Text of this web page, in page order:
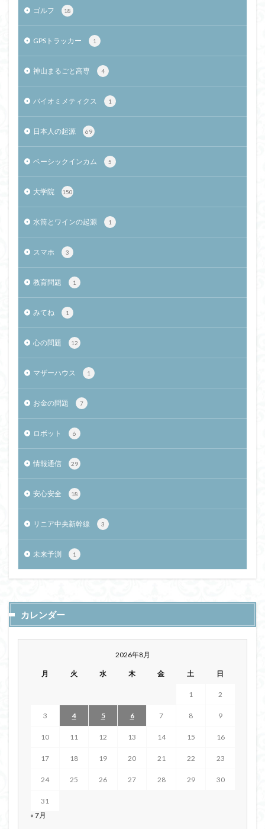
ゴルフ 18
GPSトラッカー 1
神山まるごと高専 4
バイオミメティクス 1
日本人の起源 69
ベーシックインカム 5
大学院 150
水筒とワインの起源 1
スマホ 3
教育問題 1
みてね 1
心の問題 12
マザーハウス 1
お金の問題 7
ロボット 6
情報通信 29
安心安全 18
リニア中央新幹線 3
未来予測 1
カレンダー
2026年8月
月 火 水 木 金 土 日
1 2
3 4 5 6 7 8 9
10 11 12 13 14 15 16
17 18 19 20 21 22 23
24 25 26 27 28 29 30
31
« 7月